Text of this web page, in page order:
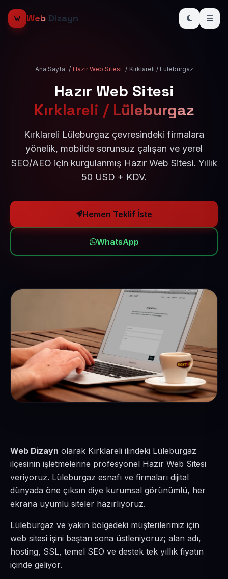
Web Dizayn
Ana Sayfa / Hazır Web Sitesi / Kırklareli / Lüleburgaz
Hazır Web Sitesi
Kırklareli / Lüleburgaz
Kırklareli Lüleburgaz çevresindeki firmalara
yönelik, mobilde sorunsuz çalışan ve yerel
SEO/AEO için kurgulanmış Hazır Web Sitesi. Yıllık
50 USD + KDV.
Hemen Teklif İste
WhatsApp
Web Dizayn olarak Kırklareli ilindeki Lüleburgaz
ilçesinin işletmelerine profesyonel Hazır Web Sitesi
veriyoruz. Lüleburgaz esnafı ve firmaları dijital
dünyada öne çıksın diye kurumsal görünümlü, her
ekrana uyumlu siteler hazırlıyoruz.
Lüleburgaz ve yakın bölgedeki müşterilerimiz için
web sitesi işini baştan sona üstleniyoruz; alan adı,
hosting, SSL, temel SEO ve destek tek yıllık fiyatın
içinde geliyor.